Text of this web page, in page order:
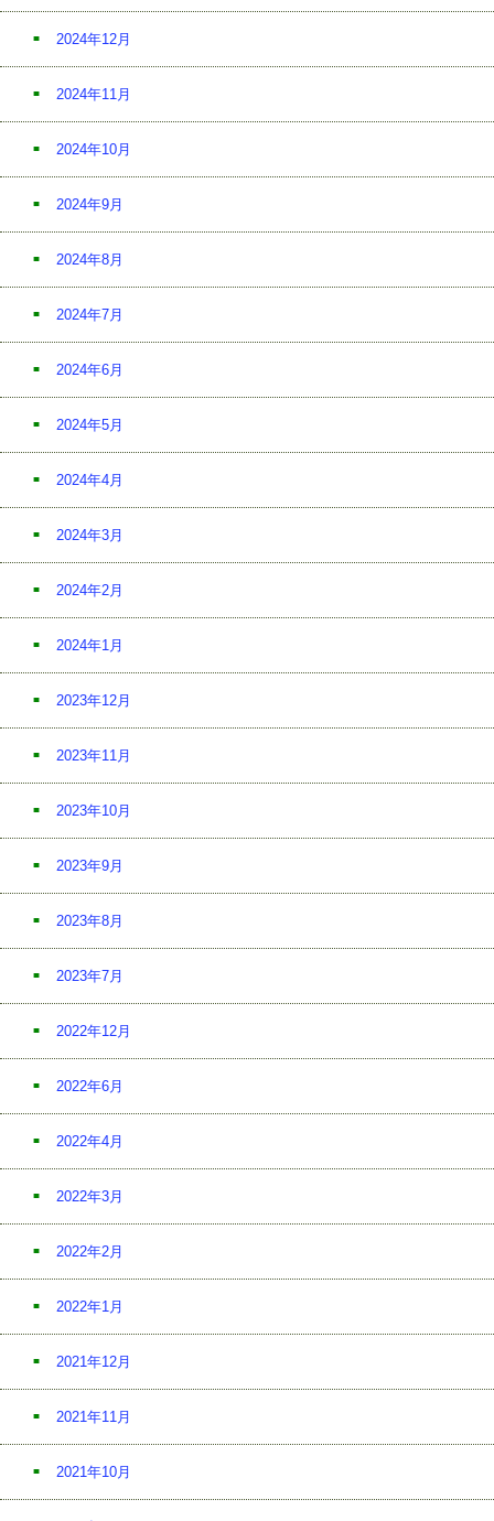
2024年12月
2024年11月
2024年10月
2024年9月
2024年8月
2024年7月
2024年6月
2024年5月
2024年4月
2024年3月
2024年2月
2024年1月
2023年12月
2023年11月
2023年10月
2023年9月
2023年8月
2023年7月
2022年12月
2022年6月
2022年4月
2022年3月
2022年2月
2022年1月
2021年12月
2021年11月
2021年10月